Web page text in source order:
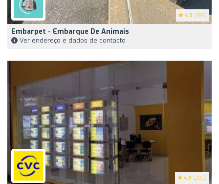
4.9 (199)
Embarpet - Embarque De Animais
Ver endereço e dados de contacto
4.9 (200)